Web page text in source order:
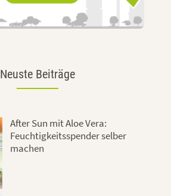
Neuste Beiträge
After Sun mit Aloe Vera:
Feuchtigkeitsspender selber
machen